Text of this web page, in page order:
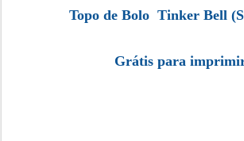
Topo de Bolo Tinker Bell
Grátis para